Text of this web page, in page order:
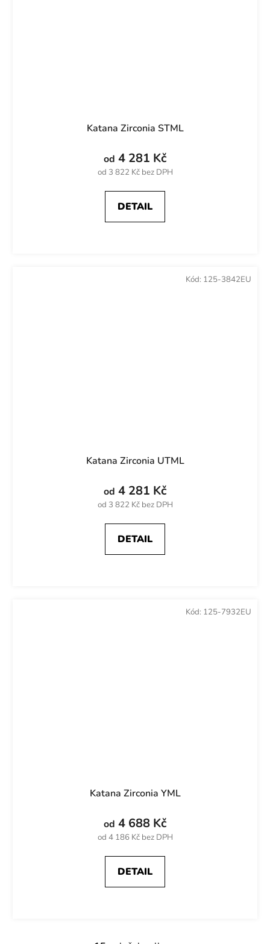
Katana Zirconia STML
od 3 822 Kč bez DPH
od 4 281 Kč
DETAIL
Katana Zirconia UTML
od 3 822 Kč bez DPH
od 4 281 Kč
DETAIL
Kód: 125-3842EU
Katana Zirconia YML
od 4 186 Kč bez DPH
od 4 688 Kč
DETAIL
Kód: 125-7932EU